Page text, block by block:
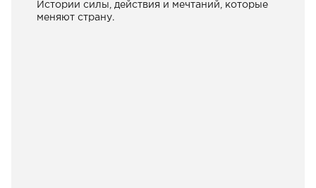
Истории силы, действия и мечтаний, которые
меняют страну.